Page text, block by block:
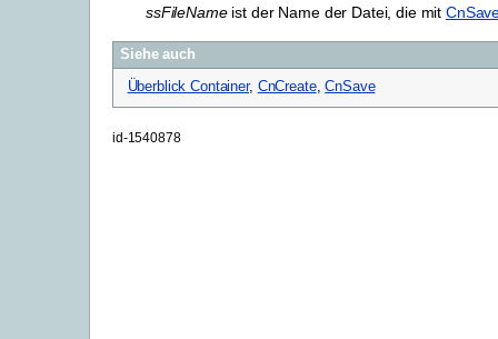
ssFileNameist der Name der Datei, die mit
Siehe auch
Überblick Container, CnCreate,CnSave
id-1540878